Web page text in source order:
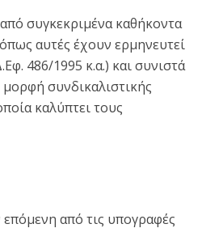
συγκεκριμένα καθήκοντα
αυτές έχουν ερμηνευτεί
486/1995 κ.α.) και συνιστά
συνδικαλιστικής
καλύπτει τους
από τις υπογραφές